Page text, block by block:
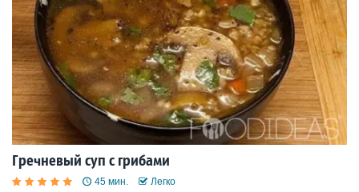
Гречневый суп с грибами
45 мин. Легко